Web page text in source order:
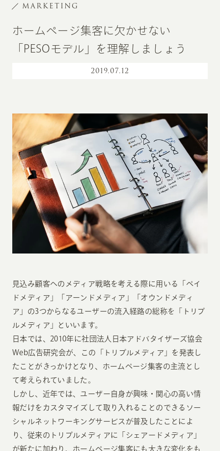
MARKETING
ホームページ集客に欠かせない
「PESOモデル」を理解しましょう
2019.07.12
見込み顧客へのメディア戦略を考える際に用いる「ペイ
ドメディア」「アーンドメディア」「オウンドメディ
ア」の3つからなるユーザーの流入経路の総称を「トリプ
ルメディア」といいます。
日本では、2010年に社団法人日本アドバタイザーズ協会
Web広告研究会が、この「トリプルメディア」を発表し
たことがきっかけとなり、ホームページ集客の主流とし
て考えられていました。
しかし、近年では、ユーザー自身が興味・関心の高い情
報だけをカスタマイズして取り入れることのできるソー
シャルネットワーキングサービスが普及したことによ
り、従来のトリプルメディアに「シェアードメディア」
が新たに加わり、ホームページ集客にも大きな変化をも